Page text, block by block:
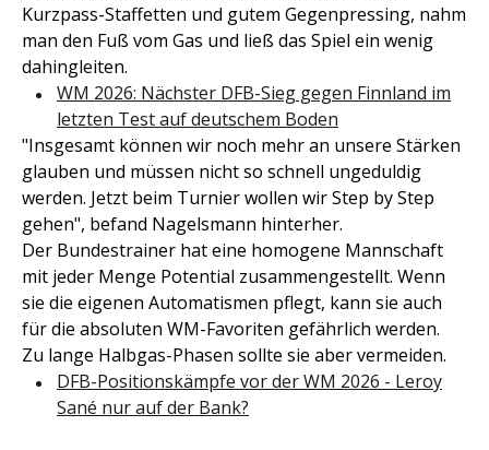
Kurzpass-Staffetten und gutem Gegenpressing, nahm
man den Fuß vom Gas und ließ das Spiel ein wenig
dahingleiten.
WM 2026: Nächster DFB-Sieg gegen Finnland im
letzten Test auf deutschem Boden
"Insgesamt können wir noch mehr an unsere Stärken
glauben und müssen nicht so schnell ungeduldig
werden. Jetzt beim Turnier wollen wir Step by Step
gehen", befand Nagelsmann hinterher.
Der Bundestrainer hat eine homogene Mannschaft
mit jeder Menge Potential zusammengestellt. Wenn
sie die eigenen Automatismen pflegt, kann sie auch
für die absoluten WM-Favoriten gefährlich werden.
Zu lange Halbgas-Phasen sollte sie aber vermeiden.
DFB-Positionskämpfe vor der WM 2026 - Leroy
Sané nur auf der Bank?